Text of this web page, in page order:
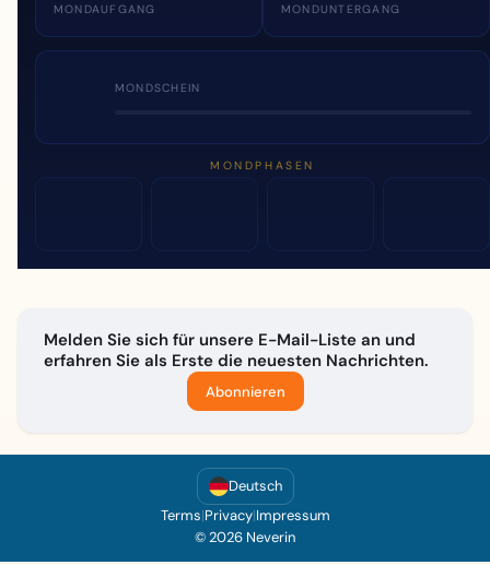
MONDAUFGANG MONDUNTERGANG
MONDSCHEIN
MONDPHASEN
Melden Sie sich für unsere E-Mail-Liste an und
erfahren Sie als Erste die neuesten Nachrichten.
Abonnieren
Deutsch
Terms|Privacy|Impressum
© 2026 Neverin